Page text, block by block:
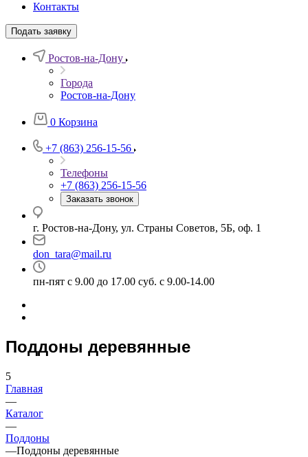
Контакты
Подать заявку
Ростов-на-Дону
Города
Ростов-на-Дону
0 Корзина
+7 (863) 256-15-56
Телефоны
+7 (863) 256-15-56
Заказать звонок
г. Ростов-на-Дону, ул. Страны Советов, 5Б, оф. 1
don_tara@mail.ru
пн-пят с 9.00 до 17.00 суб. с 9.00-14.00
Поддоны деревянные
5
Главная
—
Каталог
—
Поддоны
—Поддоны деревянные